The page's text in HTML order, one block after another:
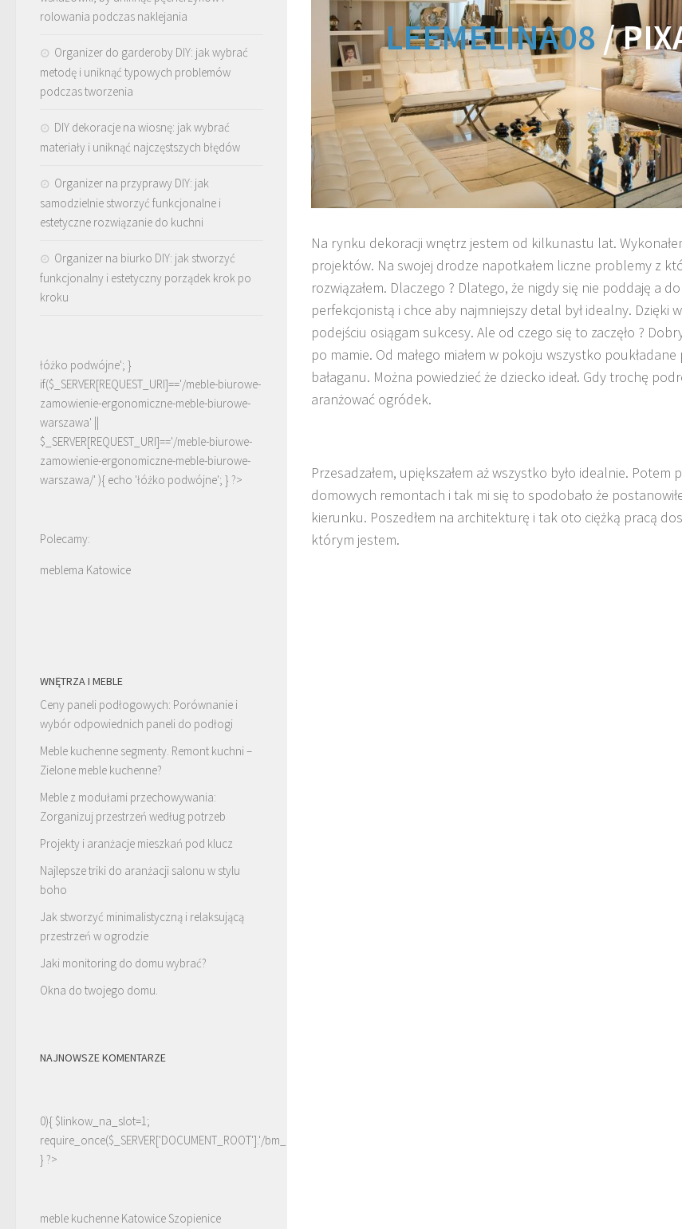
LEEMELINA08 /
Na rynku dekoracji wnętrz jestem od kilkunastu lat.
projektów. Na swojej drodze napotkałem liczne problemy z
rozwiązałem. Dlaczego ? Dlatego, że nigdy się nie poddaję a
perfekcjonistą i chce aby najmniejszy detal był idealny. Dzięki
podejściu osiągam sukcesy. Ale od czego się to zaczęło ?
po mamie. Od małego miałem w pokoju wszystko
bałaganu. Można powiedzieć że dziecko ideał. Gdy trochę
aranżować ogródek.
Przesadzałem, upiększałem aż wszystko było idealnie. Potem
domowych remontach i tak mi się to spodobało że
kierunku. Poszedłem na architekturę i tak oto ciężką pracą
którym jestem.
rolowania podczas naklejania
Organizer do garderoby DIY: jak wybrać
metodę i uniknąć typowych problemów
podczas tworzenia
DIY dekoracje na wiosnę: jak wybrać
materiały i uniknąć najczęstszych błędów
Organizer na przyprawy DIY: jak
samodzielnie stworzyć funkcjonalne i
estetyczne rozwiązanie do kuchni
Organizer na biurko DIY: jak stworzyć
funkcjonalny i estetyczny porządek krok po
kroku
łóżko podwójne'; }
if($_SERVER[REQUEST_URI]=='/meble-biurowe-
zamowienie-ergonomiczne-meble-biurowe-
warszawa' ||
$_SERVER[REQUEST_URI]=='/meble-biurowe-
zamowienie-ergonomiczne-meble-biurowe-
warszawa/' ){ echo 'łóżko podwójne'; } ?>
Polecamy:
meblema Katowice
WNĘTRZA I MEBLE
Ceny paneli podłogowych: Porównanie i
wybór odpowiednich paneli do podłogi
Meble kuchenne segmenty. Remont kuchni –
Zielone meble kuchenne?
Meble z modułami przechowywania:
Zorganizuj przestrzeń według potrzeb
Projekty i aranżacje mieszkań pod klucz
Najlepsze triki do aranżacji salonu w stylu
boho
Jak stworzyć minimalistyczną i relaksującą
przestrzeń w ogrodzie
Jaki monitoring do domu wybrać?
Okna do twojego domu.
NAJNOWSZE KOMENTARZE
0){ $linkow_na_slot=1;
require_once($_SERVER['DOCUMENT_ROOT'].'/bm_linki.php');
} ?>
meble kuchenne Katowice Szopienice